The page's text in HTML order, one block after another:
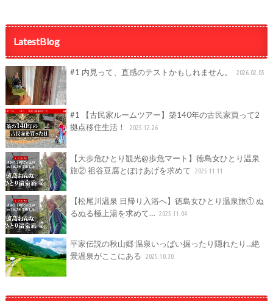
LatestBlog
#1 内見って、直感のテストかもしれません。 2026.02.05
#1 【古民家ルームツアー】築140年の古民家買って2
拠点移住生活！
2025.12.26
【大歩危ひとり観光@歩危マート】徳島女ひとり温泉
旅② 祖谷豆腐とぼけあげを求めて
2025.11.11
【松尾川温泉 日帰り入浴へ】徳島女ひとり温泉旅① ぬ
るぬる極上湯を求めて… 2025.11.04
平家伝説の秋山郷 温泉いっぱい掘ったり隠れたり…絶
景温泉がここにある
2025.10.30